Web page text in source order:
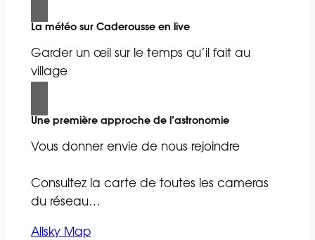
La météo sur Caderousse en live
Garder un œil sur le temps qu’il fait au
village
Une première approche de l’astronomie
Vous donner envie de nous rejoindre
Consultez la carte de toutes les cameras
du réseau…
Allsky Map